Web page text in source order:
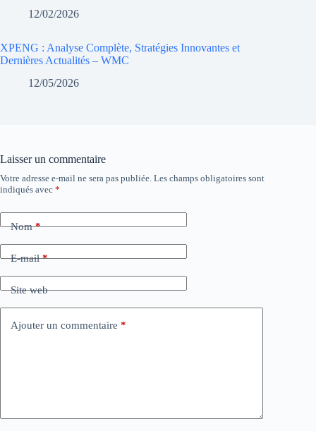
12/02/2026
XPENG : Analyse Complète, Stratégies Innovantes et
Dernières Actualités – WMC
12/05/2026
Laisser un commentaire
Votre adresse e-mail ne sera pas publiée. Les champs obligatoires sont
indiqués avec *
Nom*
E-mail*
Site web
Ajouter un commentaire *